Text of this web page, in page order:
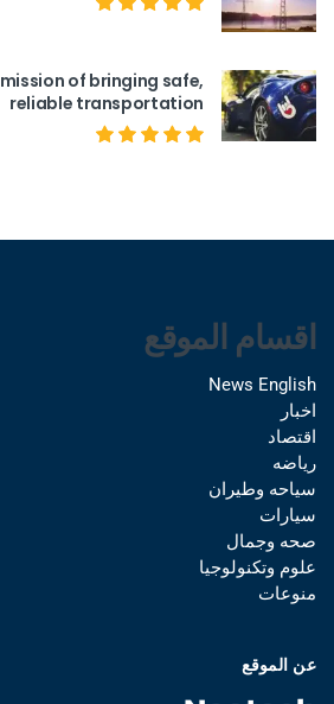
of bringing safe,
reliable transportation
اقسام الموقع
News English
اخبار
اقتصاد
رياضه
سياحه وطيران
سيارات
صحه وجمال
علوم وتكنولوجيا
منوعات
عن الموقع